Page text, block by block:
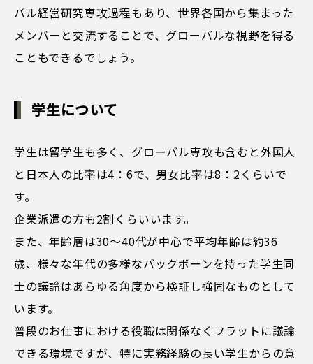
バル経営研究専攻過程もあり、世界各国から集まった
メンバーと交流することで、グローバルな視野を得る
こともできるでしょう。
学生について
学生は留学生も多く、グローバル専攻も含むと外国人
と日本人の比率は4：6で、男女比率は8：2くらいで
す。
企業派遣の方も2割くらいいます。
また、年齢層は30〜40代が中心で平均年齢は約36
歳、様々な年代の多様なバックボーンを持った学生同
士の議論はあらゆる角度から検証し強固なものとして
います。
普段のお仕事における役職は関係なくフラットに議論
できる環境ですが、特に実務経験の長い学生からの意